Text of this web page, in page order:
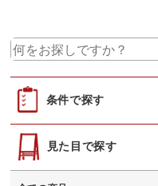
条件で探す
見た目で探す